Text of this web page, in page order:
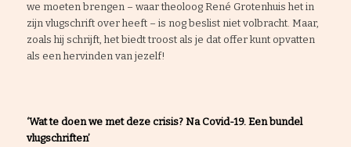
we moeten brengen – waar theoloog René Grotenhuis het in
zijn vlugschrift over heeft – is nog beslist niet volbracht. Maar,
zoals hij schrijft, het biedt troost als je dat offer kunt opvatten
als een hervinden van jezelf!
‘Wat te doen we met deze crisis? Na Covid-19. Een bundel
vlugschriften’